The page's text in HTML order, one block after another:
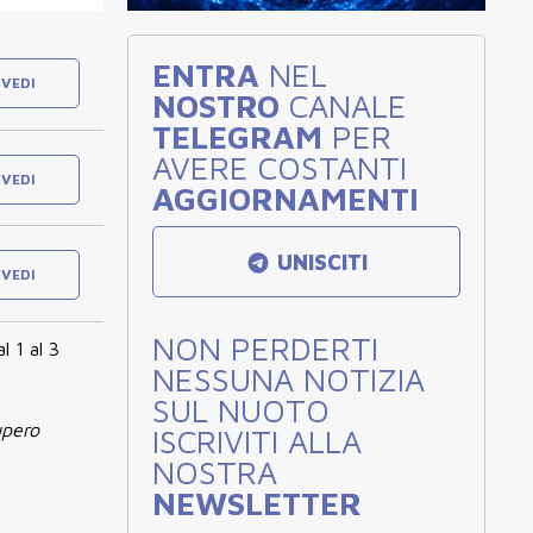
1 al 3
ENTRA NEL
NOSTRO CANALE
TELEGRAM PER
AVERE COSTANTI
AGGIORNAMENTI
UNISCITI
NON PERDERTI
NESSUNA NOTIZIA
SUL NUOTO
ISCRIVITI ALLA
NOSTRA
NEWSLETTER